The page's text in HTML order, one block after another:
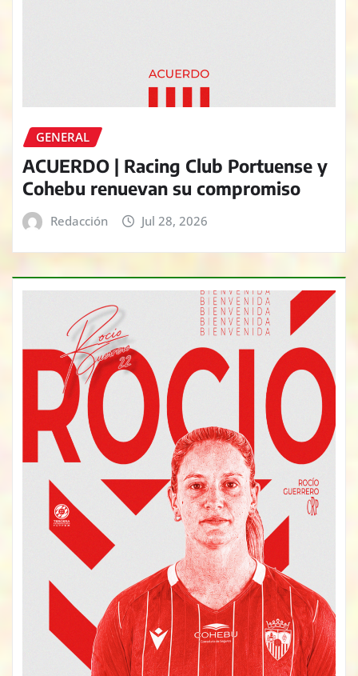
GENERAL
ACUERDO | Racing Club Portuense y
Cohebu renuevan su compromiso
Redacción Jul 28, 2026